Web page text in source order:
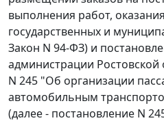
выполнения работ,
государственных и
Закон N 94-ФЗ) и
администрации Ростовской
N 245 "Об организации
автомобильным
(далее - постановление N